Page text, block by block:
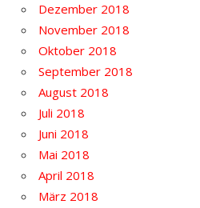
Dezember 2018
November 2018
Oktober 2018
September 2018
August 2018
Juli 2018
Juni 2018
Mai 2018
April 2018
März 2018